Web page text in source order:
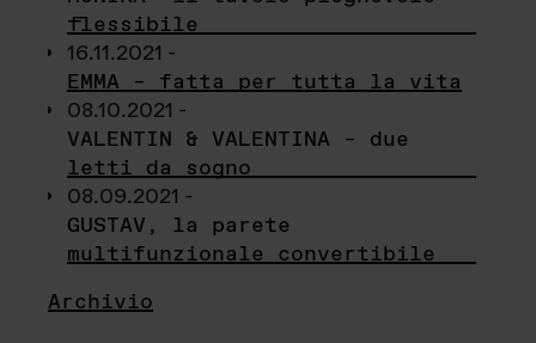
flessibile
16.11.2021 -
EMMA – fatta per tutta la vita
08.10.2021 -
VALENTIN & VALENTINA – due
letti da sogno
08.09.2021 -
GUSTAV, la parete
multifunzionale convertibile
Archivio